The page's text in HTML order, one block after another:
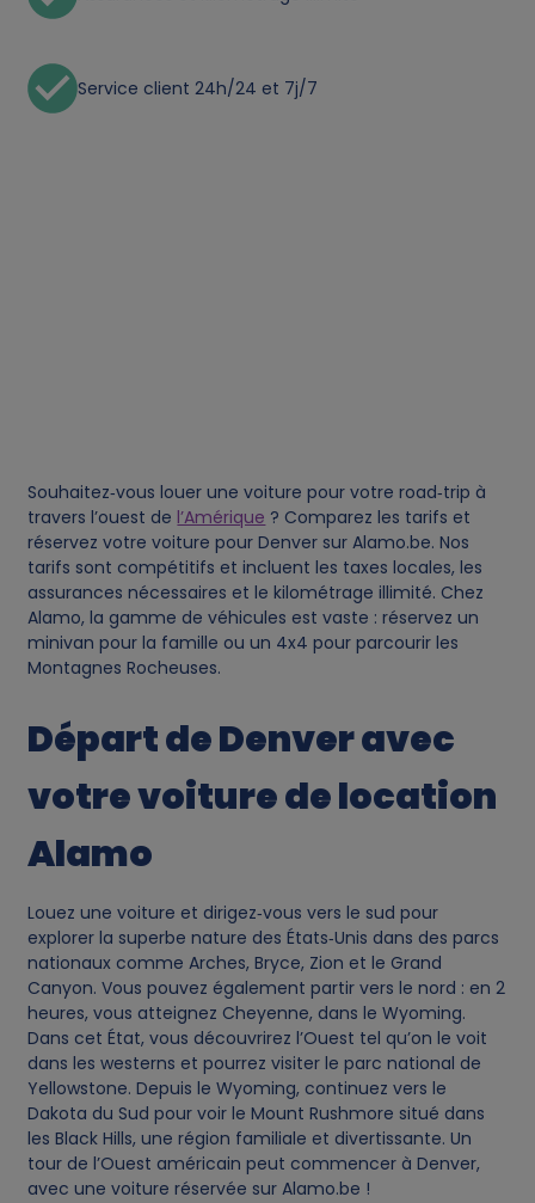
Service client 24h/24 et 7j/7
Souhaitez‑vous louer une voiture pour votre road‑trip à
travers l’ouest de l’Amérique ? Comparez les tarifs et
réservez votre voiture pour Denver sur Alamo.be. Nos
tarifs sont compétitifs et incluent les taxes locales, les
assurances nécessaires et le kilométrage illimité. Chez
Alamo, la gamme de véhicules est vaste : réservez un
minivan pour la famille ou un 4x4 pour parcourir les
Montagnes Rocheuses.
Départ de Denver avec
votre voiture de location
Alamo
Louez une voiture et dirigez‑vous vers le sud pour
explorer la superbe nature des États‑Unis dans des parcs
nationaux comme Arches, Bryce, Zion et le Grand
Canyon. Vous pouvez également partir vers le nord : en 2
heures, vous atteignez Cheyenne, dans le Wyoming.
Dans cet État, vous découvrirez l’Ouest tel qu’on le voit
dans les westerns et pourrez visiter le parc national de
Yellowstone. Depuis le Wyoming, continuez vers le
Dakota du Sud pour voir le Mount Rushmore situé dans
les Black Hills, une région familiale et divertissante. Un
tour de l’Ouest américain peut commencer à Denver,
avec une voiture réservée sur Alamo.be !
o
n
a
a
n
d
c
o
k
i
e
s